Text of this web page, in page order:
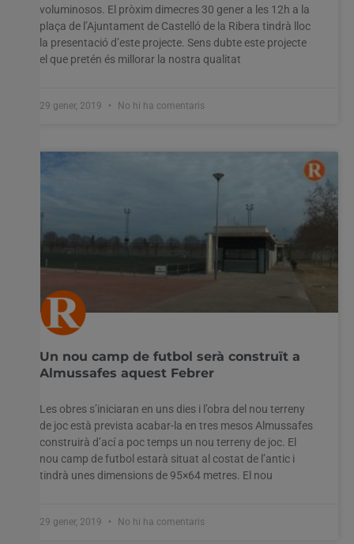
voluminosos. El pròxim dimecres 30 gener a les 12h a la
plaça de l’Ajuntament de Castelló de la Ribera tindrà lloc
la presentació d’este projecte. Sens dubte este projecte
el que pretén és millorar la nostra qualitat
29 gener, 2019 No hi ha comentaris
Un nou camp de futbol serà construït a
Almussafes aquest Febrer
Les obres s’iniciaran en uns dies i l’obra del nou terreny
de joc està prevista acabar-la en tres mesos Almussafes
construirà d’ací a poc temps un nou terreny de joc. El
nou camp de futbol estarà situat al costat de l’antic i
tindrà unes dimensions de 95×64 metres. El nou
29 gener, 2019 No hi ha comentaris